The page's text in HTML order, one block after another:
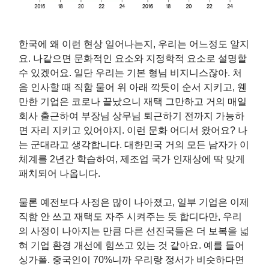
한국에 왜 이런 현상 일어나는지, 우리는 어느정도 알지
요. 나같으면 문화적인 요소와 지정학적 요소로 설명할
수 있겠어요. 일단 우리는 기본 형님 비지니스잖아. 처
음 인사할 때 직함 물어 위 아래 깍듯이 순서 지키고, 웬
만한 기업은 코로나 끝났으니 재택 그만하고 거의 매일
회사 출근하여 부장님 상무님 퇴근하기 전까지 가능하
면 자리 지키고 있어야지. 이런 문화 어디서 왔어요? 나
는 군대라고 생각합니다. 대한민국 거의 모든 남자가 이
체계를 2년간 학습하여, 제조업 국가 인재상에 딱 맞게
패치되어 나옵니다.
물론 예전보다 사정은 많이 나아졌고, 일부 기업은 이제
직함 안 쓰고 재택도 자주 시켜주는 듯 합디다만, 우리
의 사정이 나아지는 만큼 다른 선진국들은 더 보복을 넓
혀 기업 환경 개선에 힘쓰고 있는 것 같아요. 예를 들어
싱가폴. 중국인이 70%니까 우리랑 정서가 비슷하다면